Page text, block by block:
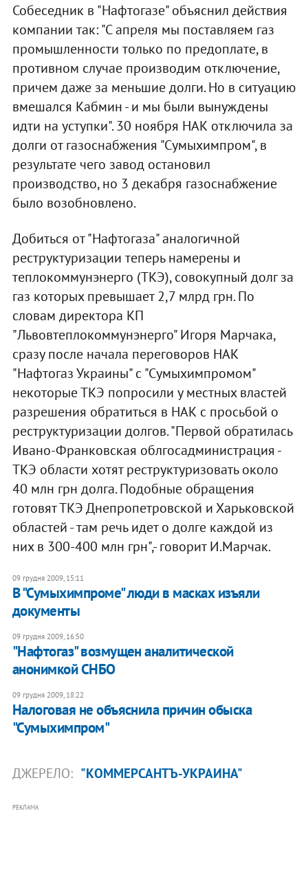
Собеседник в "Нафтогазе" объяснил действия
компании так: "С апреля мы поставляем газ
промышленности только по предоплате, в
противном случае производим отключение,
причем даже за меньшие долги. Но в ситуацию
вмешался Кабмин - и мы были вынуждены
идти на уступки". 30 ноября НАК отключила за
долги от газоснабжения "Сумыхимпром", в
результате чего завод остановил
производство, но 3 декабря газоснабжение
было возобновлено.
Добиться от "Нафтогаза" аналогичной
реструктуризации теперь намерены и
теплокоммунэнерго (ТКЭ), совокупный долг за
газ которых превышает 2,7 млрд грн. По
словам директора КП
"Львовтеплокоммунэнерго" Игоря Марчака,
сразу после начала переговоров НАК
"Нафтогаз Украины" с "Сумыхимпромом"
некоторые ТКЭ попросили у местных властей
разрешения обратиться в НАК с просьбой о
реструктуризации долгов. "Первой обратилась
Ивано-Франковская облгосадминистрация -
ТКЭ области хотят реструктуризовать около
40 млн грн долга. Подобные обращения
готовят ТКЭ Днепропетровской и Харьковской
областей - там речь идет о долге каждой из
них в 300-400 млн грн",- говорит И.Марчак.
09 грудня 2009, 15:11
В "Сумыхимпроме" люди в масках изъяли
документы
09 грудня 2009, 16:50
"Нафтогаз" возмущен аналитической
анонимкой СНБО
09 грудня 2009, 18:22
Налоговая не объяснила причин обыска
"Сумыхимпром"
ДЖЕРЕЛО: "КОММЕРСАНТЪ-УКРАИНА"
РЕКЛАМА